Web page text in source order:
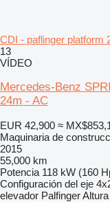
CDI - paflinger platform
13
VÍDEO
Mercedes-Benz
24m - AC
EUR 42,900 ≈
Maquinaria de
2015
55,000 km
Potencia 118 kW (160
Configuración del eje
elevador Palfinger